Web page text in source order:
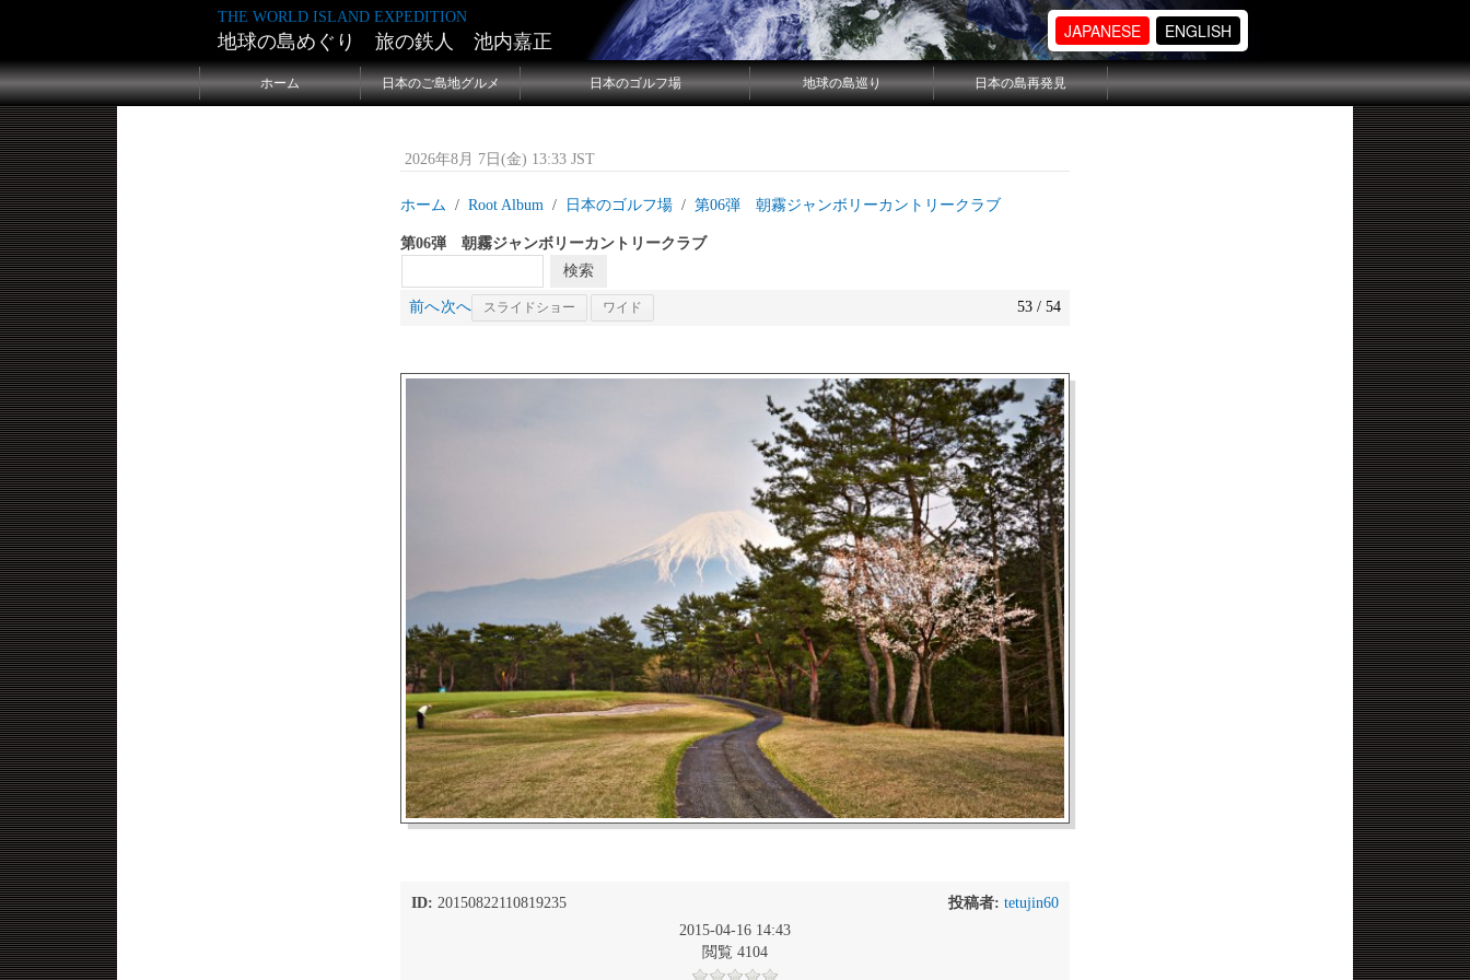
THE WORLD ISLAND EXPEDITION
地球の島めぐり 旅の鉄人 池内嘉正 JAPANESE ENGLISH
ホーム 日本のご島地グルメ 日本のゴルフ場 地球の島巡り 日本の島再発見
2026年8月 7日(金) 13:33 JST
ホーム Root Album 日本のゴルフ場 第06弾 朝霧ジャンボリーカントリークラブ
第06弾 朝霧ジャンボリーカントリークラブ
前へ次へ スライドショー ワイド 53 / 54
ID: 20150822110819235 投稿者: tetujin60
2015-04-16 14:43
閲覧 4104